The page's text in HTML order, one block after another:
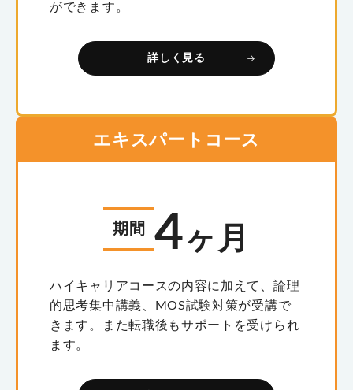
ができます。
詳しく見る
エキスパートコース
期間 4ヶ月
ハイキャリアコースの内容に加えて、論理
的思考集中講義、MOS試験対策が受講で
きます。また転職後もサポートを受けられ
ます。